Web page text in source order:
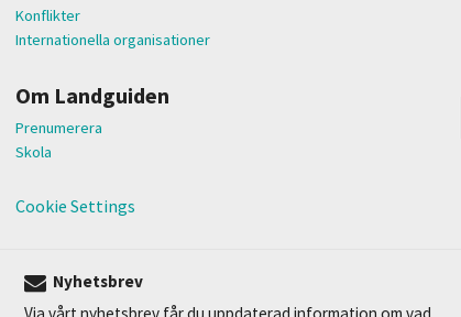
Konflikter
Internationella organisationer
Om Landguiden
Prenumerera
Skola
Cookie Settings
Nyhetsbrev